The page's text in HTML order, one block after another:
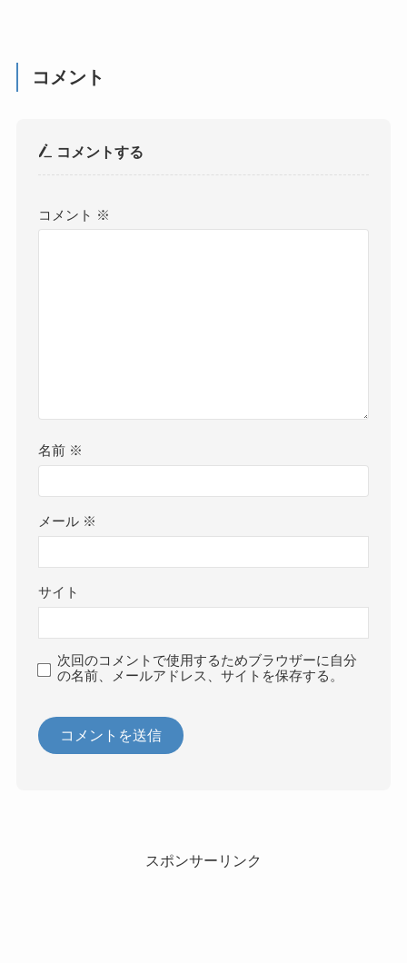
コメント
コメントする
コメント ※
名前 ※
メール ※
サイト
次回のコメントで使用するためブラウザーに自分
の名前、メールアドレス、サイトを保存する。
スポンサーリンク